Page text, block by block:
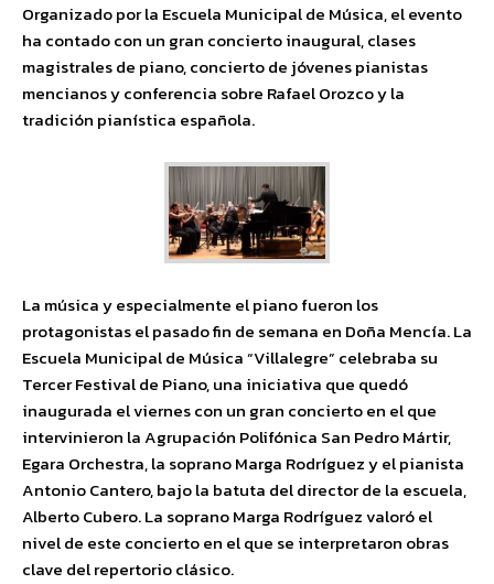
Organizado por la Escuela Municipal de Música, el evento
ha contado con un gran concierto inaugural, clases
magistrales de piano, concierto de jóvenes pianistas
mencianos y conferencia sobre Rafael Orozco y la
tradición pianística española.
La música y especialmente el piano fueron los
protagonistas el pasado fin de semana en Doña Mencía. La
Escuela Municipal de Música “Villalegre” celebraba su
Tercer Festival de Piano, una iniciativa que quedó
inaugurada el viernes con un gran concierto en el que
intervinieron la Agrupación Polifónica San Pedro Mártir,
Egara Orchestra, la soprano Marga Rodríguez y el pianista
Antonio Cantero, bajo la batuta del director de la escuela,
Alberto Cubero. La soprano Marga Rodríguez valoró el
nivel de este concierto en el que se interpretaron obras
clave del repertorio clásico.